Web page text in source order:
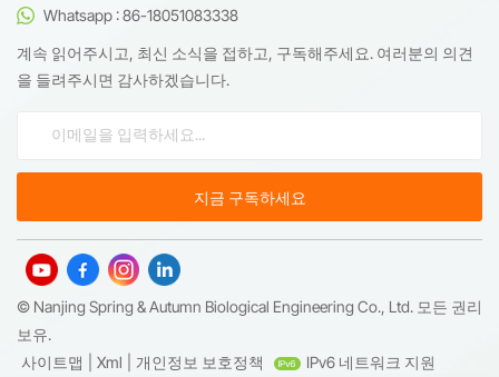
Whatsapp : 86-18051083338
계속 읽어주시고, 최신 소식을 접하고, 구독해주세요. 여러분의 의견
을 들려주시면 감사하겠습니다.
© Nanjing Spring & Autumn Biological Engineering Co., Ltd. 모든 권리
보유.
사이트맵
Xml 개인정보 보호정책 IPv6 네트워크 지원